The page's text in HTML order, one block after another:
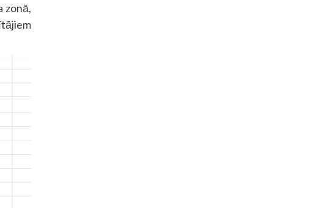
zonā,